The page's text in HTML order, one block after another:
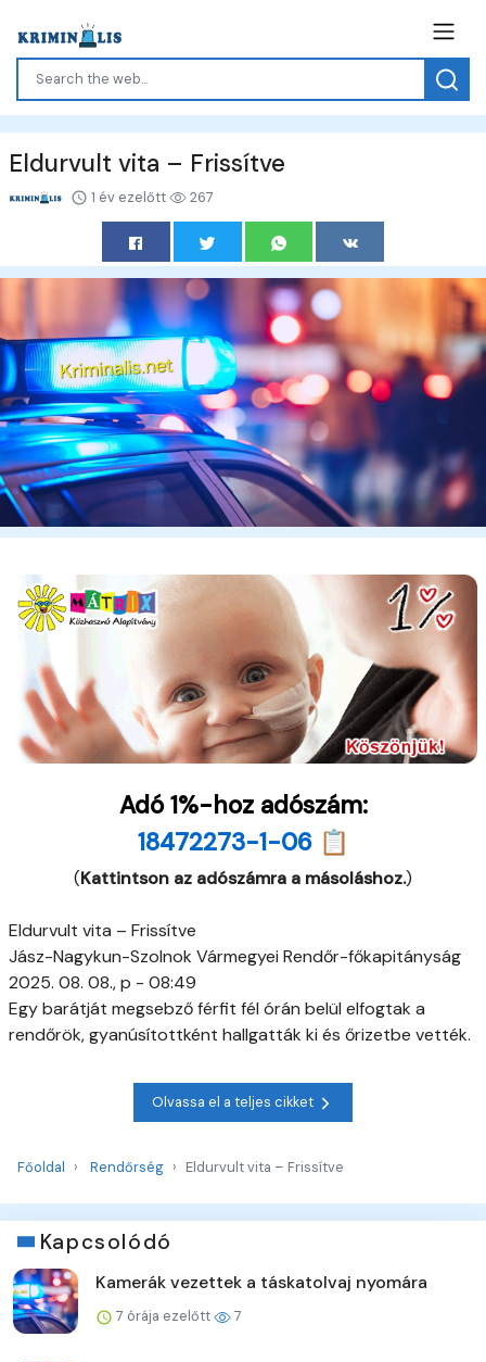
Eldurvult vita – Frissítve
1 év ezelőtt 267
Adó 1%-hoz adószám:
18472273-1-06 📋
(Kattintson az adószámra a másoláshoz.)
Eldurvult vita – Frissítve
Jász-Nagykun-Szolnok Vármegyei Rendőr-főkapitányság
2025. 08. 08., p - 08:49
Egy barátját megsebző férfit fél órán belül elfogtak a
rendőrök, gyanúsítottként hallgatták ki és őrizetbe vették.
Olvassa el a teljes cikket
Főoldal Rendőrség Eldurvult vita – Frissítve
Kapcsolódó
Kamerák vezettek a táskatolvaj nyomára
7 órája ezelőtt 7